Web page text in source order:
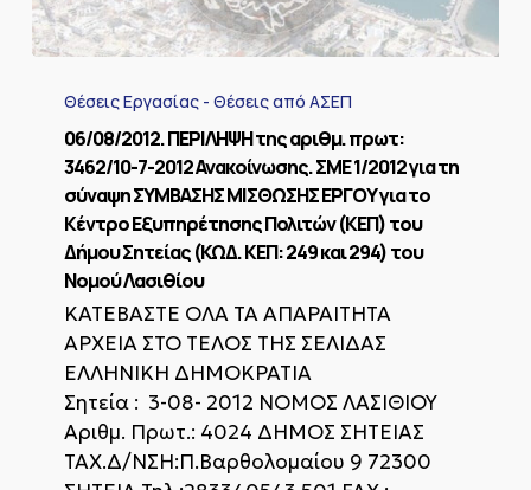
ΠΕΡΙΛΗΨΗ
αριθμ.
πρωτ:
3462/10-
2012
Ανακοίνωσης.
ΣΜΕ
1/2012
σύναψη
ΣΥΜΒΑΣΗΣ
ΜΙΣΘΩΣΗΣ
ΕΡΓΟΥ
Θέσεις Εργασίας - Θέσεις από ΑΣΕΠ
06/08/2012. ΠΕΡΙΛΗΨΗ της αριθμ. πρωτ:
3462/10-7-2012 Ανακοίνωσης. ΣΜΕ 1/2012 για τη
σύναψη ΣΥΜΒΑΣΗΣ ΜΙΣΘΩΣΗΣ ΕΡΓΟΥ για το
Κέντρο Εξυπηρέτησης Πολιτών (ΚΕΠ) του
Δήμου Σητείας (ΚΩΔ. ΚΕΠ: 249 και 294) του
Νομού Λασιθίου
ΚΑΤΕΒΑΣΤΕ ΟΛΑ ΤΑ ΑΠΑΡΑΙΤΗΤΑ
ΑΡΧΕΙΑ ΣΤΟ ΤΕΛΟΣ ΤΗΣ ΣΕΛΙΔΑΣ
ΕΛΛΗΝΙΚΗ ΔΗΜΟΚΡΑΤΙΑ
Σητεία : 3-08- 2012 ΝΟΜΟΣ ΛΑΣΙΘΙΟΥ
Αριθμ. Πρωτ.: 4024 ΔΗΜΟΣ ΣΗΤΕΙΑΣ
ΤΑΧ.Δ/ΝΣΗ:Π.Βαρθολομαίου 9 72300